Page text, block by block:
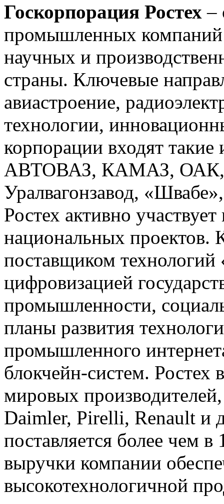
Госкорпорация Ростех –
промышленных компаний
научных и
страны. Ключевые
авиастроение,
технологии,
корпорации входят
АВТОВАЗ, КАМАЗ, ОАК,
Уралвагонзавод,
Ростех активно
национальных проектов.
поставщиком технологий
цифровизацией
промышленности,
планы развития
промышленного
блокчейн-систем. Ростех
мировых
Daimler, Pirelli, Renault и
поставляется более чем
выручки компании
высокотехнологичной